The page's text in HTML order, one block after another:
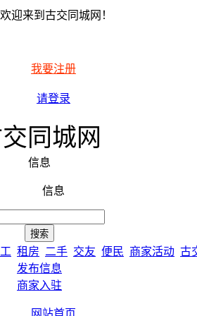
迎来到古交同城网！
我要注册
请登录
同城网
信息
信息
租房 二手 交友 便民 商家活动 古
发布信息
商家入驻
网站首页